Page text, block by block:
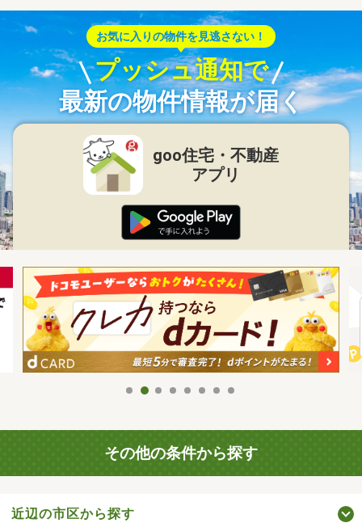
お気に入りの物件を見逃さない！
プッシュ通知で
最新の物件情報が届く
goo住宅・不動産
アプリ
その他の条件から探す
近辺の市区から探す